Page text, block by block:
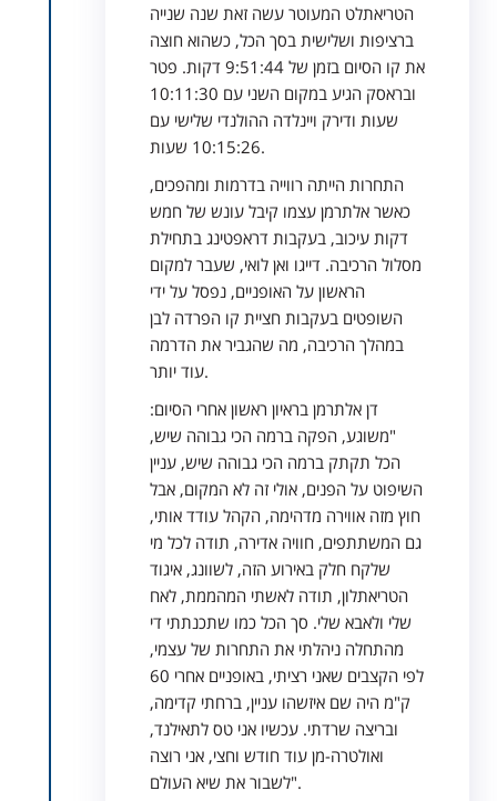
הטריאתלט המעוטר עשה זאת שנה שנייה
ברציפות ושלישית בסך הכל, כשהוא חוצה
את קו הסיום בזמן של 9:51:44 דקות. פטר
ובראסק הגיע במקום השני עם 10:11:30
שעות ודירק ויינלדה ההולנדי שלישי עם
10:15:26 שעות.
התחרות הייתה רווייה בדרמות ומהפכים,
כאשר אלתרמן עצמו קיבל עונש של חמש
דקות עיכוב, בעקבות דראפטינג בתחילת
מסלול הרכיבה. דייגו ואן לואי, שעבר למקום
הראשון על האופניים, נפסל על ידי
השופטים בעקבות חציית קו הפרדה לבן
במהלך הרכיבה, מה שהגביר את הדרמה
עוד יותר.
דן אלתרמן בראיון ראשון אחרי הסיום:
"משוגע, הפקה ברמה הכי גבוהה שיש,
הכל תקתק ברמה הכי גבוהה שיש, עניין
השיפוט על הפנים, אולי זה לא המקום, אבל
חוץ מזה אווירה מדהימה, הקהל עודד אותי,
גם המשתתפים, חוויה אדירה, תודה לכל מי
שלקח חלק באירוע הזה, לשוונג, איגוד
הטריאתלון, תודה לאשתי המהממת, לאח
שלי ולאבא שלי. סך הכל כמו שתכנתתי די
מהתחלה ניהלתי את התחרות של עצמי,
לפי הקצבים שאני רציתי, באופניים אחרי 60
ק"מ היה שם איזשהו עניין, ברחתי קדימה,
ובריצה שרדתי. עכשיו אני טס לתאילנד,
ואולטרה-מן עוד חודש וחצי, אני רוצה
לשבור את שיא העולם".